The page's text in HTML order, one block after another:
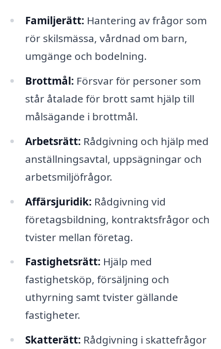
Familjerätt: Hantering av frågor som
rör skilsmässa, vårdnad om barn,
umgänge och bodelning.
Brottmål: Försvar för personer som
står åtalade för brott samt hjälp till
målsägande i brottmål.
Arbetsrätt: Rådgivning och hjälp med
anställningsavtal, uppsägningar och
arbetsmiljöfrågor.
Affärsjuridik: Rådgivning vid
företagsbildning, kontraktsfrågor och
tvister mellan företag.
Fastighetsrätt: Hjälp med
fastighetsköp, försäljning och
uthyrning samt tvister gällande
fastigheter.
Skatterätt: Rådgivning i skattefrågor